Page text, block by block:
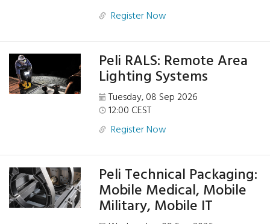
Register Now
Peli RALS: Remote Area
Lighting Systems
Tuesday, 08 Sep 2026
12:00 CEST
Register Now
Peli Technical Packaging:
Mobile Medical, Mobile
Military, Mobile IT